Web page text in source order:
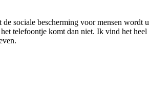
sociale bescherming voor mensen wordt
telefoontje komt dan niet. Ik vind het